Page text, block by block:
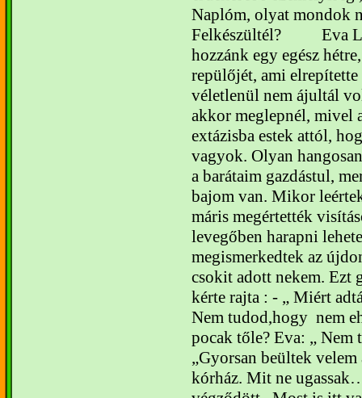
Naplóm, olyat mondok
Felkészültél?
Eva
hozzánk egy egész
repülőjét, ami
véletlenül nem ájultál
akkor meglepnél, mivel
extázisba estek attól,
vagyok. Olyan
a barátaim gazdástul,
bajom van. Mikor
máris megértették
levegőben harapni
megismerkedtek az
csokit adott nekem. Ezt
kérte rajta : - „ Miért
Nem tudod,hogy nem
pocak tőle? Eva: „ Nem
Gyorsan beültek
kórház. Mit ne